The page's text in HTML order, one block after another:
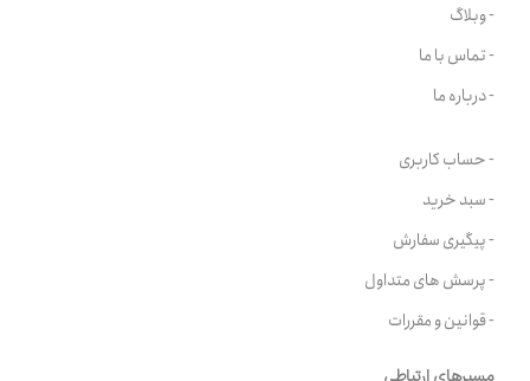
- وبلاگ
- تماس با ما
- درباره ما
- حساب کاربری
- سبد خرید
- پیگیری سفارش
- پرسش های متداول
- قوانین و مقررات